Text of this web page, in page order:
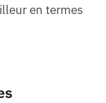
en termes